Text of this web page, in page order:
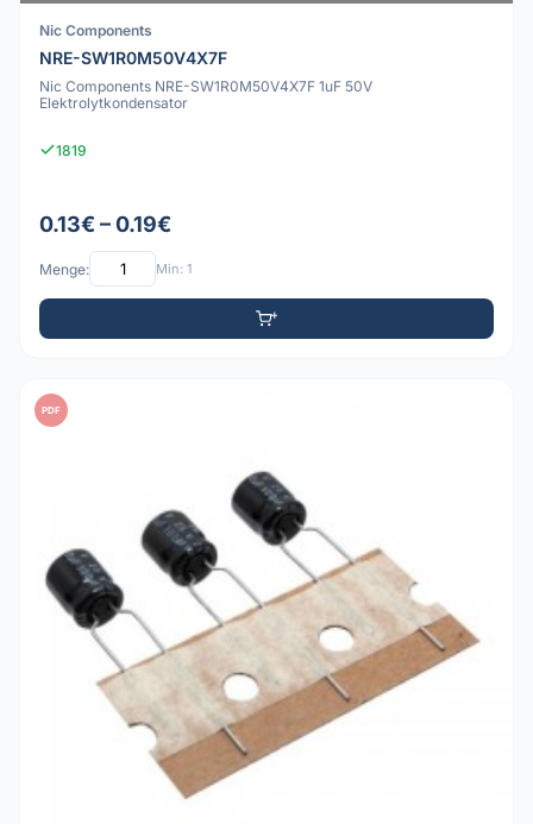
Nic Components
NRE-SW1R0M50V4X7F
Nic Components NRE-SW1R0M50V4X7F 1uF 50V
Elektrolytkondensator
1819
0.13€ – 0.19€
Menge: Min: 1
PDF